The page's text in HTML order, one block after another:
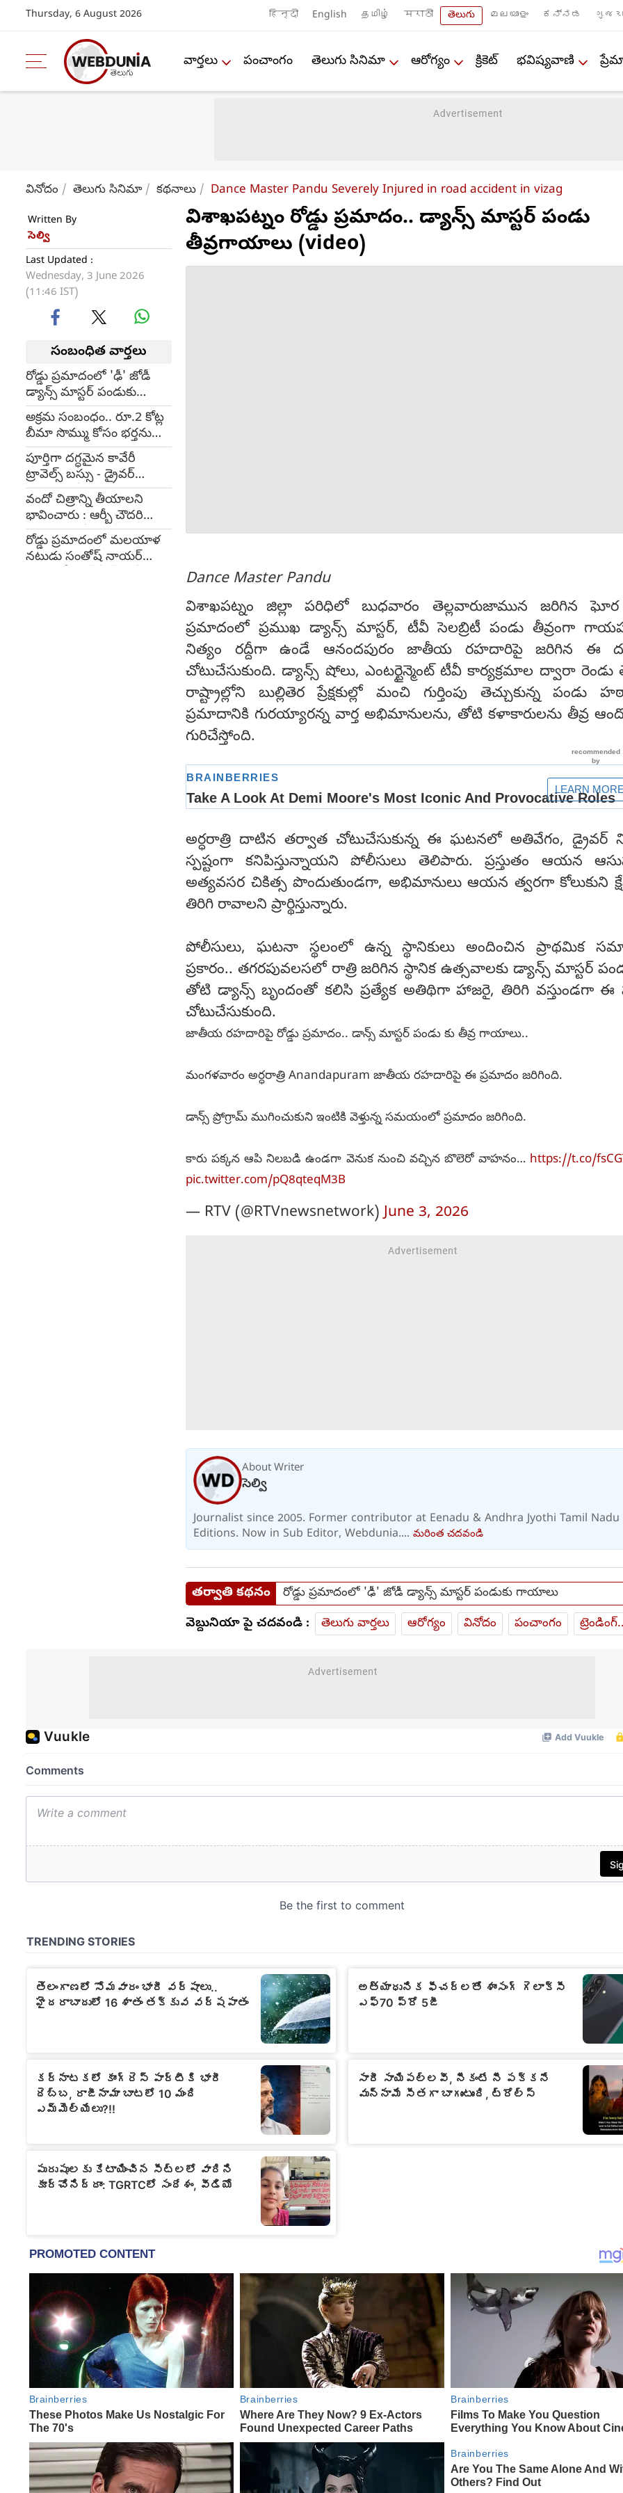
Thursday, 6 August 2026 हिन्दी English தமிழ் मराठी తెలుగు മലയാളം ಕನ್ನಡ
వార్తలు పంచాంగం తెలుగు సినిమా ఆరోగ్యం క్రికెట్ భవిష్యవాణి
వినోదం తెలుగు సినిమా కథనాలు Dance Master Pandu Severely Injured in road accident in vizag
Written By
సెల్వి
Last Updated :
Wednesday, 3 June 2026
(11:46 IST)
సంబంధిత వార్తలు
రోడ్డు ప్రమాదంలో 'ఢీ' జోడీ
డ్యాన్స్ మాస్టర్ పండుకు
గాయాలు
అక్రమ సంబంధం.. రూ.2 కోట్ల
బీమా సొమ్ము కోసం భర్తను
హత్య చేయించిన భార్య
పూర్తిగా దగ్ధమైన కావేరీ
ట్రావెల్స్ బస్సు - డ్రైవర్
అప్రమత్తతో ప్రయాణికులంతా
క్షేమం
వందో చిత్రాన్ని తీయాలని
భావించారు : ఆర్బీ చౌదరి
మృతిపై రజనీకాంత్
రోడ్డు ప్రమాదంలో మలయాళ
నటుడు సంతోష్ నాయర్
విశాఖపట్నం రోడ్డు ప్రమాదం.. డ్యాన్స్ మాస్టర్ పండు
తీవ్రగాయాలు (video)
Dance Master Pandu
విశాఖపట్నం జిల్లా పరిధిలో బుధవారం తెల్లవారుజామున జరిగిన ఘోర
ప్రమాదంలో ప్రముఖ డ్యాన్స్ మాస్టర్, టీవీ సెలబ్రిటీ పండు తీవ్రంగా
నిత్యం రద్దీగా ఉండే ఆనందపురం జాతీయ రహదారిపై జరిగిన ఈ
చోటుచేసుకుంది. డ్యాన్స్ షోలు, ఎంటర్టైన్మెంట్ టీవీ కార్యక్రమాల ద్వారా రెండు
రాష్ట్రాల్లోని బుల్లితెర ప్రేక్షకుల్లో మంచి గుర్తింపు తెచ్చుకున్న పండు
ప్రమాదానికి గురయ్యారన్న వార్త అభిమానులను, తోటి కళాకారులను తీవ్ర
గురిచేస్తోంది.
అర్ధరాత్రి దాటిన తర్వాత చోటుచేసుకున్న ఈ ఘటనలో అతివేగం, డ్రైవర్
స్పష్టంగా కనిపిస్తున్నాయని పోలీసులు తెలిపారు. ప్రస్తుతం ఆయన
అత్యవసర చికిత్స పొందుతుండగా, అభిమానులు ఆయన త్వరగా కోలుకుని
తిరిగి రావాలని ప్రార్థిస్తున్నారు.
పోలీసులు, ఘటనా స్థలంలో ఉన్న స్థానికులు అందించిన ప్రాథమిక
ప్రకారం.. తగరపువలసలో రాత్రి జరిగిన స్థానిక ఉత్సవాలకు డ్యాన్స్ మాస్టర్
తోటి డ్యాన్స్ బృందంతో కలిసి ప్రత్యేక అతిథిగా హాజరై, తిరిగి వస్తుండగా
చోటుచేసుకుంది.
జాతీయ రహదారిపై రోడ్డు ప్రమాదం.. డాన్స్ మాస్టర్ పండు కు తీవ్ర గాయాలు..
మంగళవారం అర్ధరాత్రి Anandapuram జాతీయ రహదారిపై ఈ ప్రమాదం జరిగింది.
డాన్స్ ప్రోగ్రామ్ ముగించుకుని ఇంటికి వెళ్తున్న సమయంలో ప్రమాదం జరిగింది.
కారు పక్కన ఆపి నిలబడి ఉండగా వెనుక నుంచి వచ్చిన బొలెరో వాహనం… https://t.co/
pic.twitter.com/pQ8qteqM3B
— RTV (@RTVnewsnetwork)June 3, 2026
About Writer
సెల్వి
Journalist since 2005. Former contributor at Eenadu & Andhra Jyothi Tamil Nadu
Editions. Now in Sub Editor, Webdunia.... మరింత చదవండి
తర్వాతి కథనం రోడ్డు ప్రమాదంలో 'ఢీ' జోడీ డ్యాన్స్ మాస్టర్ పండుకు గాయాలు
వెబ్దునియా పై చదవండి : తెలుగు వార్తలు ఆరోగ్యం వినోదం పంచాంగం ట్రెండింగ్..